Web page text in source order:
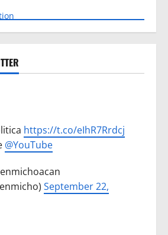
https://t.co/eIhR7Rrdcj
@YouTube
September 22,